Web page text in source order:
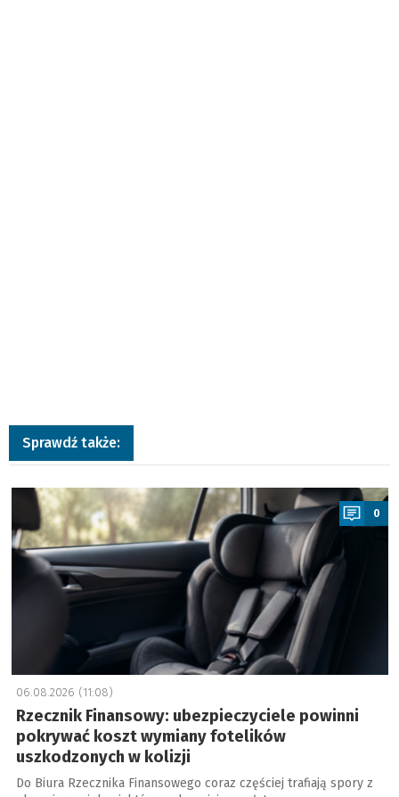
Sprawdź także:
a
0
06.08.2026 (11:08)
Rzecznik Finansowy: ubezpieczyciele powinni
pokrywać koszt wymiany fotelików
uszkodzonych w kolizji
Do Biura Rzecznika Finansowego coraz częściej trafiają spory z